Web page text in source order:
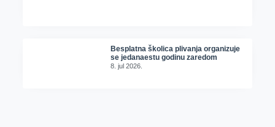
Besplatna školica plivanja organizuje
se jedanaestu godinu zaredom
8. jul 2026.